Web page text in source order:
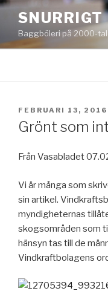
Hoppa
innehåll
SNURRIGT
Baggböleri på 2000-
PUBLICERAT
FEBRUARI 13, 2016
Grönt som
Från Vasabladet
Vi är många som
sin artikel.
myndigheternas
skogsområden som
hänsyn tas till de
Vindkraftbolagens